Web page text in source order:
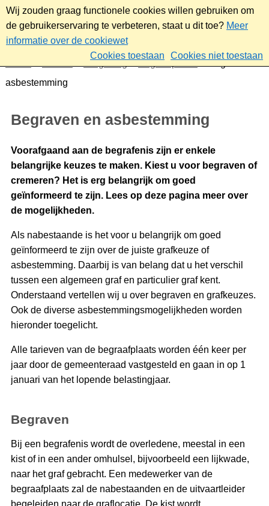
Wij zouden graag functionele cookies willen gebruiken om
de gebruikerservaring te verbeteren, staat u dit toe? Meer
informatie over de cookiewet
Cookies toestaan
Cookies niet toestaan
Omgeving Begraafplaats
Begraven en
asbestemming
Begraven en asbestemming
Voorafgaand aan de begrafenis zijn er enkele
belangrijke keuzes te maken. Kiest u voor begraven of
cremeren? Het is erg belangrijk om goed
geïnformeerd te zijn. Lees op deze pagina meer over
de mogelijkheden.
Als nabestaande is het voor u belangrijk om goed
geïnformeerd te zijn over de juiste grafkeuze of
asbestemming. Daarbij is van belang dat u het verschil
tussen een algemeen graf en particulier graf kent.
Onderstaand vertellen wij u over begraven en grafkeuzes.
Ook de diverse asbestemmingsmogelijkheden worden
hieronder toegelicht.
Alle tarieven van de begraafplaats worden één keer per
jaar door de gemeenteraad vastgesteld en gaan in op 1
januari van het lopende belastingjaar.
Begraven
Bij een begrafenis wordt de overledene, meestal in een
kist of in een ander omhulsel, bijvoorbeeld een lijkwade,
naar het graf gebracht. Een medewerker van de
begraafplaats zal de nabestaanden en de uitvaartleider
begeleiden naar de graflocatie. De kist wordt